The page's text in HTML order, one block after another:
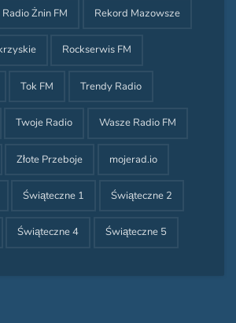
Radio Żnin FM Rekord Mazowsze
Rockserwis FM
Tok FM Trendy Radio
Twoje Radio Wasze Radio FM
Złote Przeboje mojerad.io
Świąteczne 1 Świąteczne 2
Świąteczne 4 Świąteczne 5